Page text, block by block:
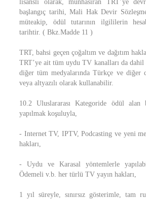
lisanslı olarak, münhasıran TRT’ye
başlangıç tarihi, Mali Hak Devir
müteakip, ödül tutarının ilgililerin
tarihtir. ( Bkz.Madde 11 )
TRT, bahsi geçen çoğaltım ve dağıtım
TRT’ye ait tüm uydu TV kanalları da
diğer tüm medyalarında Türkçe ve diğer
veya altyazılı olarak kullanabilir.
10.2 Uluslararası Kategoride ödül alan
yapılmak koşuluyla,
- Internet TV, IPTV, Podcasting ve yeni
hakları,
- Uydu ve Karasal yöntemlerle
Ödemeli v.b. her türlü TV yayın hakları,
1 yıl süreyle, sınırsız gösterimle, tam